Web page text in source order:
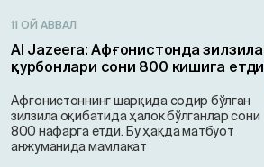
11 ОЙ АВВАЛ
Al Jazeera: Афғонистонда зилзила
қурбонлари сони 800 кишига етди
Афғонистоннинг шарқида содир бўлган
зилзила оқибатида ҳалок бўлганлар сони
800 нафарга етди. Бу ҳақда матбуот
анжуманида мамлакат